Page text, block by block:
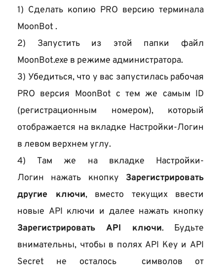
1) Сделать копию PRO версию терминала
MoonBot .
2) Запустить из этой папки файл
MoonBot.exe в режиме администратора.
PRO версия MoonBot с тем же самым ID
(регистрационным номером), который
отображается на вкладке Настройки-Логин
в левом верхнем углу.
4) Там же на вкладке Настройки-
Логин нажать кнопку Зарегистрировать
другие ключи, вместо текущих ввести
Зарегистрировать API ключи. Будьте
внимательны, чтобы в полях API Key и API
Secret не осталось  символов от